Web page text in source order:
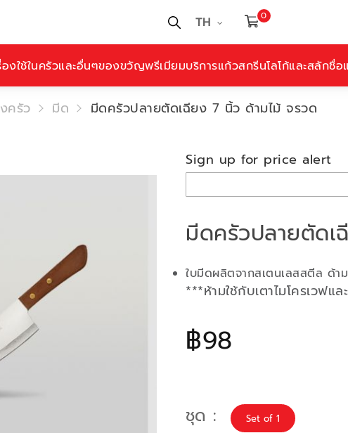
TH 0
องใช้ในครัวและอื่นๆของขวัญพรีเมียมบริการแก้วสกรีนโลโก้และสลักชื่อ
ครัว มีด มีดครัวปลายตัดเฉียง 7 นิ้ว ด้ามไม้ จรวด
มีดครัวปลายตัด
฿98
ใบมีดผลิตจากสเตนเลสสตีล ด้า
***ห้ามใช้กับเตาไมโครเวฟแ
Sign up for price alert
ชุด Set of 1